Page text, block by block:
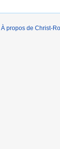
À propos de Christ-